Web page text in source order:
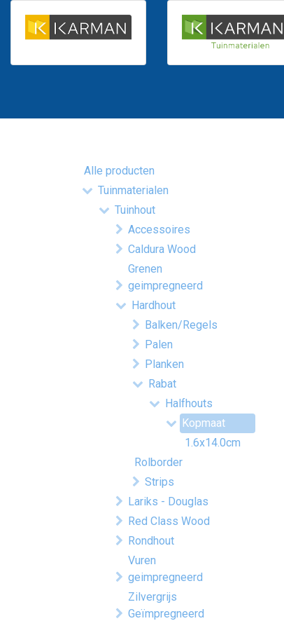
Alle producten
Tuinmaterialen
Tuinhout
Accessoires
Caldura Wood
Grenen
geimpregneerd
Hardhout
Balken/Regels
Palen
Planken
Rabat
Halfhouts
Kopmaat
1.6x14.0cm
Rolborder
Strips
Lariks - Douglas
Red Class Wood
Rondhout
Vuren
geimpregneerd
Zilvergrijs
Geïmpregneerd